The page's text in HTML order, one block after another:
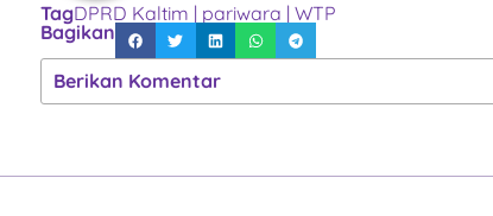
TagDPRD Kaltim | pariwara | WTP
Bagikan
Berikan Komentar